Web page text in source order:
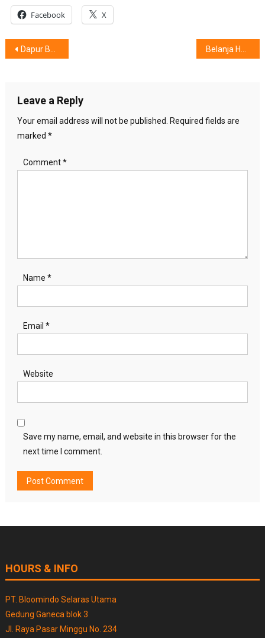
Facebook X
Post
Dapur Bening Menawan dan Penuh Cerita, Bersama Produk Pilihan Belanja Hemat, Hadiah Akhir Tahun, Dihadirkan “Aqua Super Shopping Festival”!
Leave a Reply
Your email address will not be published. Required fields are
marked *
Comment*
Name *
Email *
Website
Save my name, email, and website in this browser for the
next time I comment.
HOURS & INFO
PT. Bloomindo Selaras Utama
Gedung Ganeca blok 3
Jl. Raya Pasar Minggu No. 234